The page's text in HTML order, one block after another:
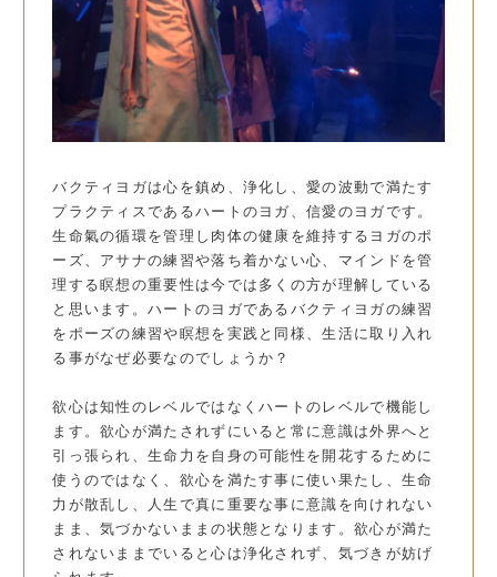
バクティヨガは心を鎮め、浄化し、愛の波動で満たす
プラクティスであるハートのヨガ、信愛のヨガです。
生命氣の循環を管理し肉体の健康を維持するヨガのポ
ーズ、アサナの練習や落ち着かない心、マインドを管
理する瞑想の重要性は今では多くの方が理解している
と思います。ハートのヨガであるバクティヨガの練習
をポーズの練習や瞑想を実践と同様、生活に取り入れ
る事がなぜ必要なのでしょうか？
欲心は知性のレベルではなくハートのレベルで機能し
ます。欲心が満たされずにいると常に意識は外界へと
引っ張られ、生命力を自身の可能性を開花するために
使うのではなく、欲心を満たす事に使い果たし、生命
力が散乱し、人生で真に重要な事に意識を向けれない
まま、気づかないままの状態となります。欲心が満た
されないままでいると心は浄化されず、気づきが妨げ